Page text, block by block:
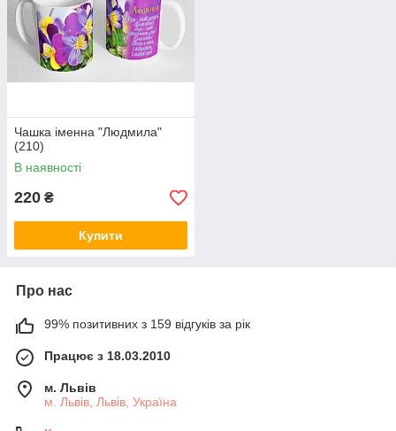
Чашка іменна "Людмила"
(210)
В наявності
220 ₴
Купити
Про нас
99% позитивних з 159 відгуків за рік
Працює з 18.03.2010
м. Львів
м. Львів, Львів, Україна